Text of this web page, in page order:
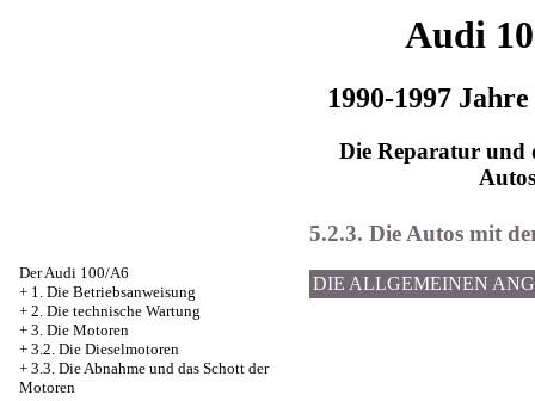
Audi
1990-1997
Die Reparatur und
Autos
Der Audi 100/A6
+ 1. Die Betriebsanweisung
+ 2. Die technische Wartung
+ 3. Die Motoren
+ 3.2. Die Dieselmotoren
+ 3.3. Die Abnahme und das Schott der
Motoren
5.2.3. Die Autos mit
DIE ALLGEMEINEN